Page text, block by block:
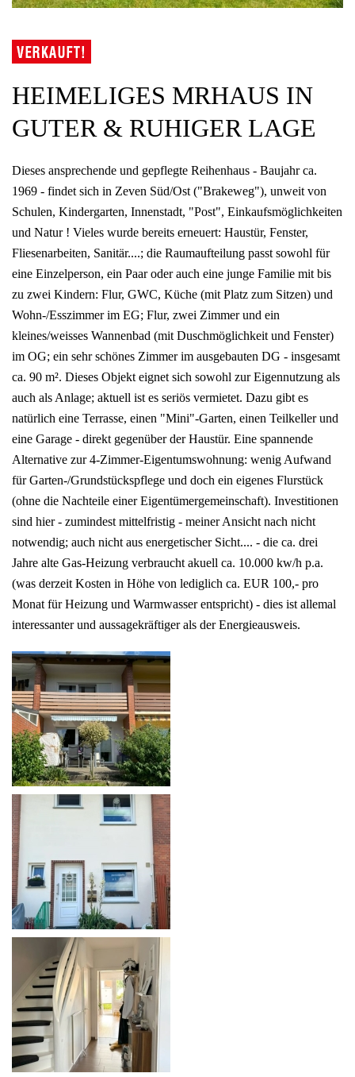
HEIMELIGES MRHAUS IN
GUTER & RUHIGER LAGE
Dieses ansprechende und gepflegte Reihenhaus - Baujahr ca.
1969 - findet sich in Zeven Süd/Ost ("Brakeweg"), unweit von
Schulen, Kindergarten, Innenstadt, "Post", Einkaufsmöglichkeiten
und Natur ! Vieles wurde bereits erneuert: Haustür, Fenster,
Fliesenarbeiten, Sanitär....; die Raumaufteilung passt sowohl für
eine Einzelperson, ein Paar oder auch eine junge Familie mit bis
zu zwei Kindern: Flur, GWC, Küche (mit Platz zum Sitzen) und
Wohn-/Esszimmer im EG; Flur, zwei Zimmer und ein
kleines/weisses Wannenbad (mit Duschmöglichkeit und Fenster)
im OG; ein sehr schönes Zimmer im ausgebauten DG - insgesamt
ca. 90 m². Dieses Objekt eignet sich sowohl zur Eigennutzung als
auch als Anlage; aktuell ist es seriös vermietet. Dazu gibt es
natürlich eine Terrasse, einen "Mini"-Garten, einen Teilkeller und
eine Garage - direkt gegenüber der Haustür. Eine spannende
Alternative zur 4-Zimmer-Eigentumswohnung: wenig Aufwand
für Garten-/Grundstückspflege und doch ein eigenes Flurstück
(ohne die Nachteile einer Eigentümergemeinschaft). Investitionen
sind hier - zumindest mittelfristig - meiner Ansicht nach nicht
notwendig; auch nicht aus energetischer Sicht.... - die ca. drei
Jahre alte Gas-Heizung verbraucht akuell ca. 10.000 kw/h p.a.
(was derzeit Kosten in Höhe von lediglich ca. EUR 100,- pro
Monat für Heizung und Warmwasser entspricht) - dies ist allemal
interessanter und aussagekräftiger als der Energieausweis.